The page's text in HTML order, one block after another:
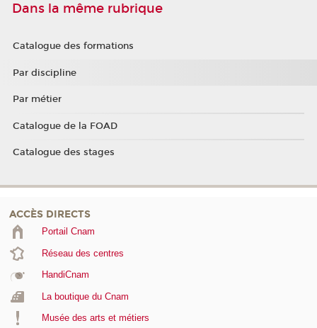
Dans la même rubrique
Catalogue des formations
Par discipline
Par métier
Catalogue de la FOAD
Catalogue des stages
ACCÈS DIRECTS
Portail Cnam
Réseau des centres
HandiCnam
La boutique du Cnam
Musée des arts et métiers